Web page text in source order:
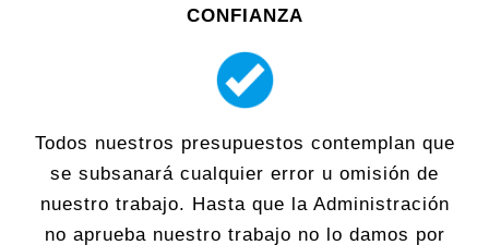
CONFIANZA
Todos nuestros presupuestos contemplan que
se subsanará cualquier error u omisión de
nuestro trabajo. Hasta que la Administración
no aprueba nuestro trabajo no lo damos por